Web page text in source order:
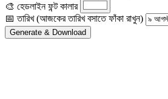
🎨 হেডলাইন ফন্ট কালার
📅 তারিখ (আজকের তারিখ বসাতে ফাঁকা রাখুন)
Generate & Download